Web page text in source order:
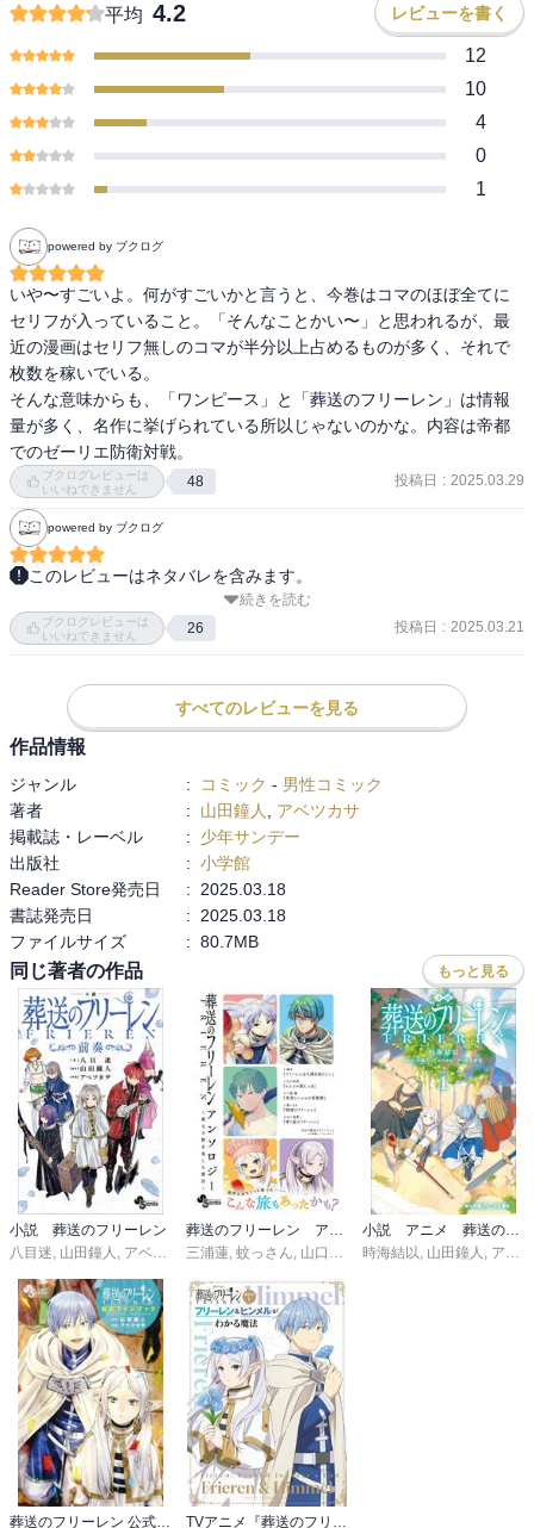
平均 4.2 レビューを書く
12
10
4
0
1
powered by ブクログ
いや〜すごいよ。何がすごいかと言うと、今巻はコマのほぼ全てに
セリフが入っていること。「そんなことかい〜」と思われるが、最
近の漫画はセリフ無しのコマが半分以上占めるものが多く、それで
枚数を稼いでいる。
そんな意味からも、「ワンピース」と「葬送のフリーレン」は情報
量が多く、名作に挙げられている所以じゃないのかな。内容は帝都
でのゼーリエ防衛対戦。
ブクログレビューは
いいねできません
48 投稿日 : 2025.03.29
powered by ブクログ
このレビューはネタバレを含みます。
フェルンが怒って
嗜めるフリーレンは
やっぱお姉さんだわ
フェルンの魔法の早撃ち
かっこいいー╰(*´︶`*)╯♡
「見つけた」とロレを攻撃する場面は
最高だわ(^o^)
ザインの再登場も嬉しいけど
どうなる？ゴリラとの再会
続きを読む
ブクログレビューは
いいねできません
26 投稿日 : 2025.03.21
すべてのレビューを見る
作品情報
ジャンル : コミック - 男性コミック
著者
: 山田鐘人
アベツカサ
掲載誌・レーベル
:
少年サンデー
出版社
: 小学館
Reader Store発売日
:
2025.03.18
書誌発売日
:
2025.03.18
ファイルサイズ
: 80.7MB
同じ著者の作品 もっと見る
小説 葬送のフリーレン
八目迷, 山田鐘人 , アベツカサ
葬送のフリーレン アンソロジー～異なる旅を楽しむ魔法～
三浦蓮, 蚊っさん, 山口和海 ,五十嵐惣一, 城奈 ,山田鐘
小説 アニメ 葬送のフリーレン
時海結以, 山田鐘人 , アベツカサ